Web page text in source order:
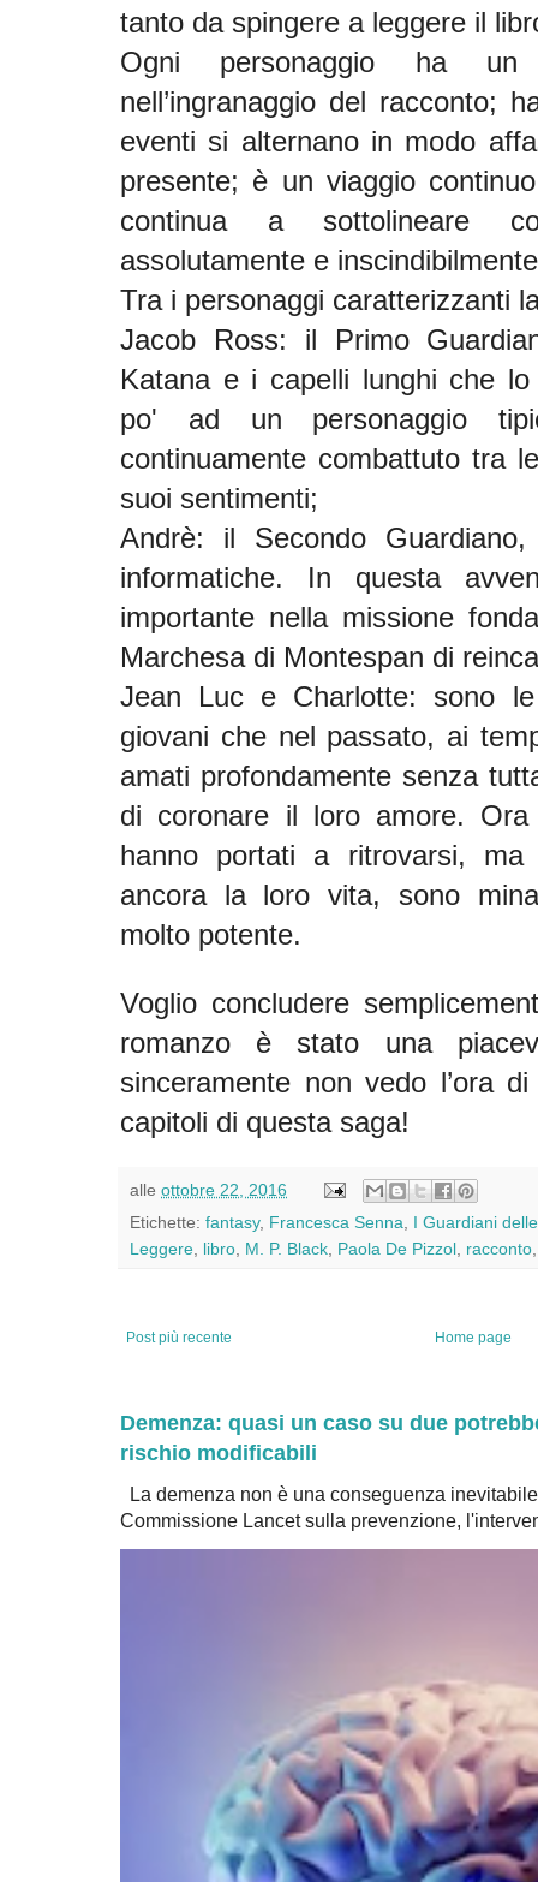
tanto da spingere a leggere il
Ogni personaggio ha
nell’ingranaggio del racconto;
eventi si alternano in modo
presente; è un viaggio
continua a sottolineare
assolutamente e
Tra i personaggi caratterizzanti
Jacob Ross: il Primo
Katana e i capelli lunghi che
po' ad un personaggio
continuamente combattuto tra
suoi sentimenti;
Andrè: il Secondo
informatiche. In questa
importante nella missione
Marchesa di Montespan di
Jean Luc e Charlotte: sono
giovani che nel passato, ai
amati profondamente senza
di coronare il loro amore.
hanno portati a ritrovarsi,
ancora la loro vita, sono
molto potente.
Voglio concludere
romanzo è stato una
sinceramente non vedo l’ora
capitoli di questa saga!
alle ottobre 22, 2016
Etichette: fantasy, Francesca Senna
I Guardiani
Leggere libro M. P. Black Paola De Pizzol racconto
Post più recente Home page
Demenza: quasi un caso su due
rischio modificabili
La demenza non è una conseguenza
Commissione Lancet sulla prevenzione,